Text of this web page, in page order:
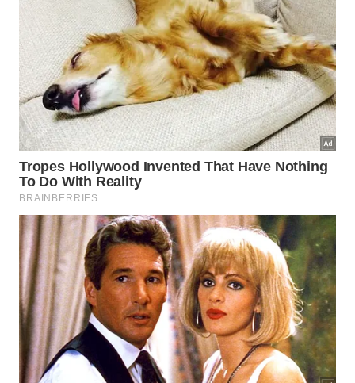
Trocar a água diariamente ou sempre que estiver
turva;
Lavar o tecido ou esponja com frequência,
usando sabão neutro;
Evitar o uso em ambientes com mofo ou muita
poeira acumulada;
Observar sinais de umidade excessiva, como
cheiro demofoe paredes escurecendo.
Quando esse truque é mais útil e
quando não é suficiente?